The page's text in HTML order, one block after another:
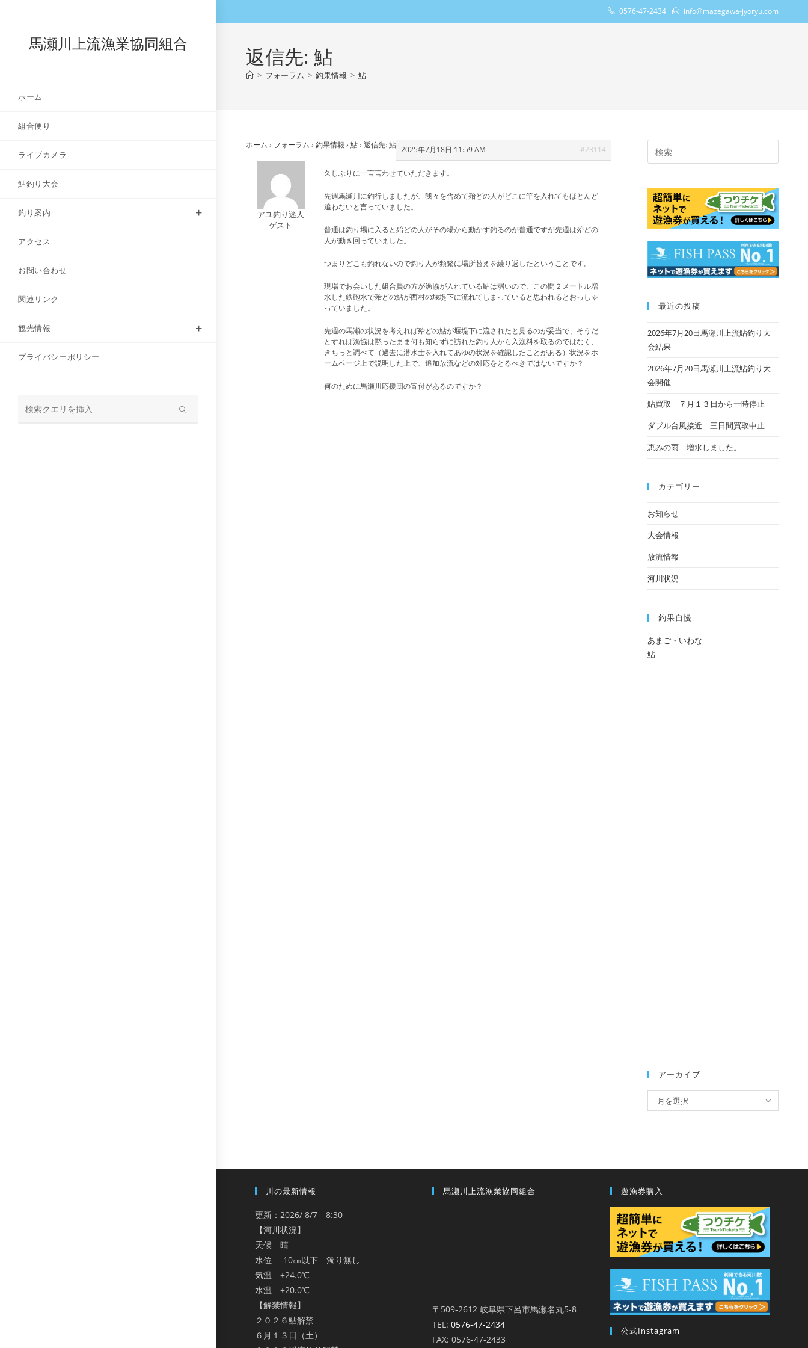
ン
0576-47-2434 info@mazegawa-jyoryu.com
馬瀬川上流漁業協同組合
ホーム
組合便り
ライブカメラ
鮎釣り大会
釣り案内
アクセス
お問い合わせ
関連リンク
観光情報
プライバシーポリシー
サ
返信先: 鮎
> フォーラム > 釣果情報 > 鮎
ホーム › フォーラム › 釣果情報 › 鮎› 返信先: 鮎 2025年7月18日 11:59 AM #23114
アユ釣り迷人
ゲスト
久しぶりに一言言わせていただきます。
先週馬瀬川に釣行しましたが、我々を含めて殆どの人がどこに竿を入れてもほとんど
追わないと言っていました。
普通は釣り場に入ると殆どの人がその場から動かず釣るのが普通ですが先週は殆どの
人が動き回っていました。
つまりどこも釣れないので釣り人が頻繁に場所替えを繰り返したということです。
現場でお会いした組合員の方が漁協が入れている鮎は弱いので、この間２メートル増
水した鉄砲水で殆どの鮎が西村の堰堤下に流れてしまっていると思われるとおっしゃ
っていました。
先週の馬瀬の状況を考えれば殆どの鮎が堰堤下に流されたと見るのが妥当で、そうだ
とすれば漁協は黙ったまま何も知らずに訪れた釣り人から入漁料を取るのではなく、
きちっと調べて（過去に潜水士を入れてあゆの状況を確認したことがある）状況をホ
ームページ上で説明した上で、追加放流などの対応をとるべきではないですか？
何のために馬瀬川応援団の寄付があるのですか？
Escape
close
最近の投稿
2026年7月20日馬瀬川上流鮎釣り大
会結果
2026年7月20日馬瀬川上流鮎釣り大
会開催
鮎買取 ７月１３日から一時停止
ダブル台風接近 三日間買取中止
恵みの雨 増水しました。
カテゴリー
お知らせ
大会情報
放流情報
河川状況
釣果自慢
あまご・いわな
鮎
アーカイブ
ー
月を選択
川の最新情報
更新：2026/ 8/7 8:30
【河川状況】
天候 晴
水位 -10㎝以下 濁り無し
気温 +24.0℃
水温 +20.0℃
【解禁情報】
２０２６鮎解禁
６月１３日（土）
馬瀬川上流漁業協同組合
〒509-2612 岐阜県下呂市馬瀬名丸5-8
TEL:0576-47-2434
FAX: 0576-47-2433
遊漁券購入
公式Instagram